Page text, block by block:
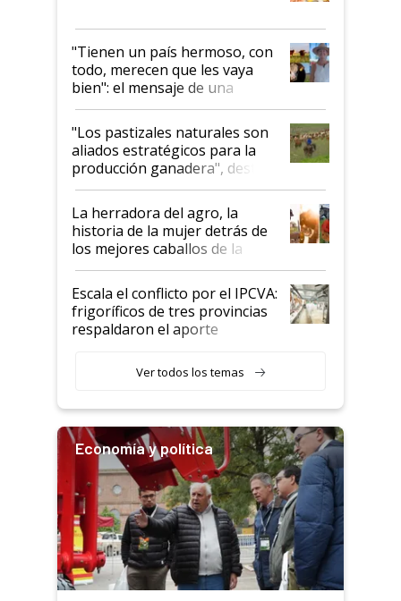
"Tienen un país hermoso, con
todo, merecen que les vaya
bien": el mensaje de una
ganadera uruguaya sobre las
oportunidades que se abren
para el agro en Argentina, con
foco en la carne
"Los pastizales naturales son
aliados estratégicos para la
producción ganadera", destaca
la iniciativa que ya reúne a 46
establecimientos en Argentina
La herradora del agro, la
historia de la mujer detrás de
los mejores caballos de la
Argentina y los mitos que
todavía hacen sufrir a estos
animales: "Mientras me
descalificaban, yo seguí
haciendo currículum"
Escala el conflicto por el IPCVA:
frigoríficos de tres provincias
respaldaron el aporte
Ver todos los temas
Economía y política